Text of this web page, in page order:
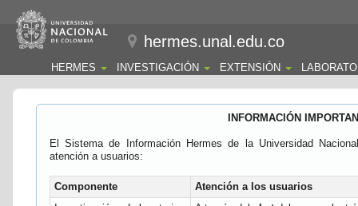
hermes.unal.edu.co
HERMES INVESTIGACIÓN EXTENSIÓN
INFORMACIÓN
El Sistema de Información Hermes de la Universidad
atención a usuarios:
Componente
Atención a los usuarios